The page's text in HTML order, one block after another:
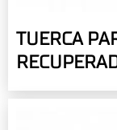
TUERCA